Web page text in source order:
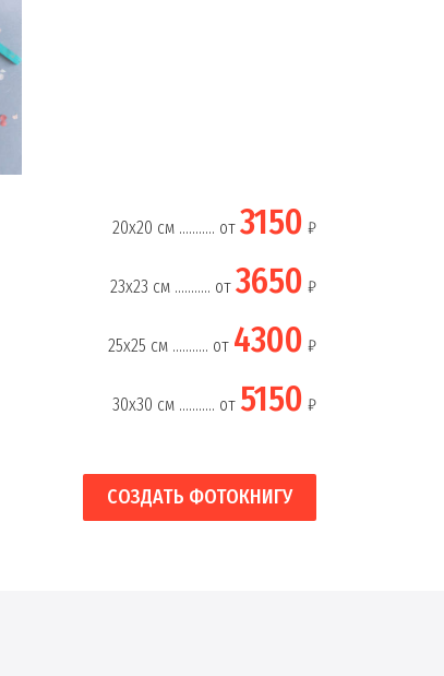
20х20 см ........... от 3150 ₽
23х23 см ........... от 3650 ₽
25х25 см ........... от 4300 ₽
30х30 см ........... от 5150 ₽
СОЗДАТЬ ФОТОКНИГУ